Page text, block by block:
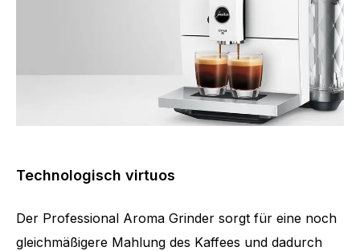
Technologisch virtuos
Der Professional Aroma Grinder sorgt für eine noch
gleichmäßigere Mahlung des Kaffees und dadurch